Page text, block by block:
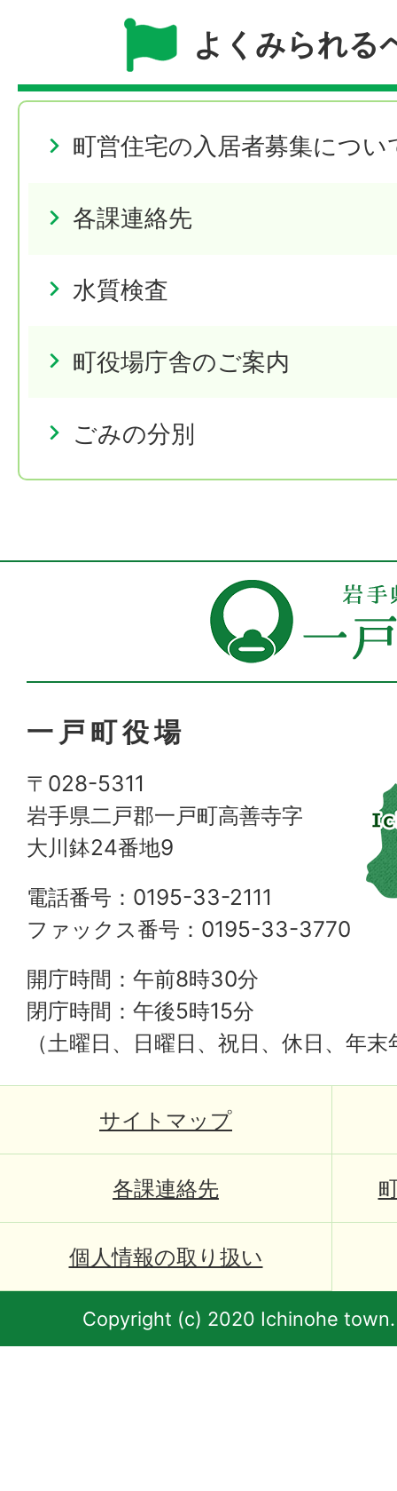
よくみられる
町営住宅の入居者募集につい
各課連絡先
水質検査
町役場庁舎のご案内
ごみの分別
一戸町役場
〒028-5311
岩手県二戸郡一戸町高善寺字
大川鉢24番地9
電話番号：0195-33-2111
ファックス番号：0195-33-3770
開庁時間：午前8時30分
閉庁時間：午後5時15分
（土曜日、日曜日、祝日、休日、年
サイトマップ
各課連絡先
個人情報の取り扱い
Copyright (c) 2020 Ichinohe